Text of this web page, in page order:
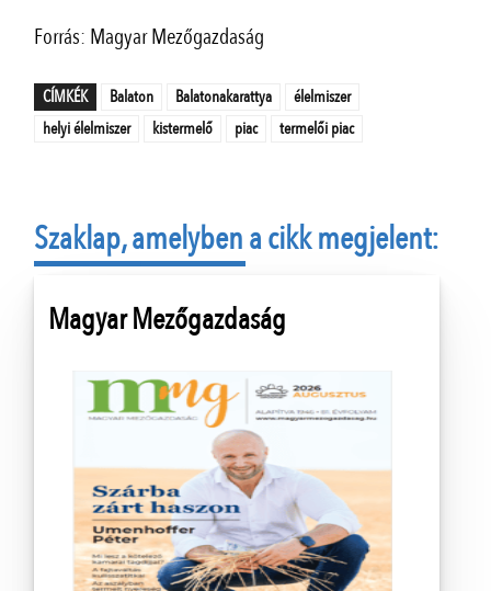
Forrás: Magyar Mezőgazdaság
CÍMKÉK Balaton Balatonakarattya
élelmiszer
helyi élelmiszer
kistermelő piac termelői piac
Szaklap, amelyben a cikk megjelent:
Magyar Mezőgazdaság